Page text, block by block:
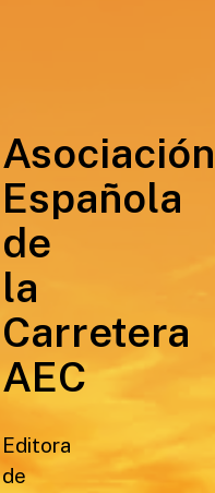
Asociación
Española
de
la
Carretera
AEC
Editora
de